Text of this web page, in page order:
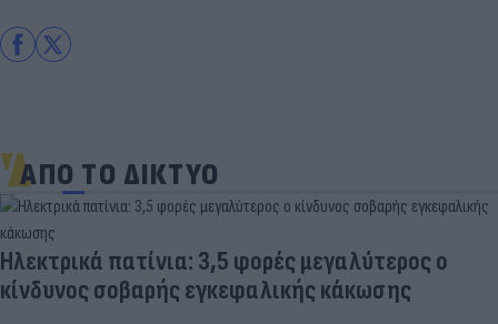
ΑΠΟ ΤΟ ΔΙΚΤΥΟ
Ηλεκτρικά πατίνια: 3,5 φορές μεγαλύτερος ο
κίνδυνος σοβαρής εγκεφαλικής κάκωσης